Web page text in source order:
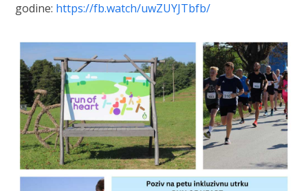
godine: https://fb.watch/uwZUYJTbfb/